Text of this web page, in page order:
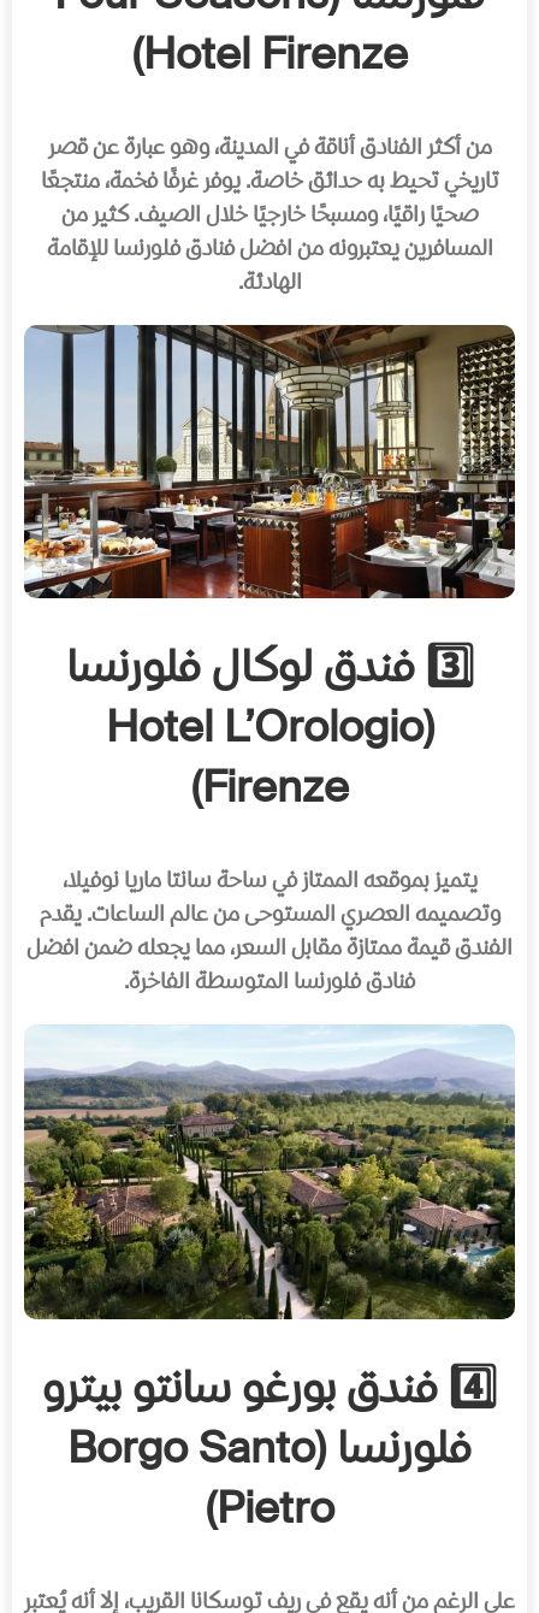
Hotel Firenze)
من أكثر الفنادق أناقة في المدينة، وهو عبارة عن قصر
تاريخي تحيط به حدائق خاصة. يوفر غرفًا فخمة، منتجعًا
صحيًا راقيًا، ومسبحًا خارجيًا خلال الصيف. كثير من
المسافرين يعتبرونه من افضل فنادق فلورنسا للإقامة
الهادئة.
3️⃣ فندق لوكال فلورنسا
(Hotel L’Orologio
Firenze)
يتميز بموقعه الممتاز في ساحة سانتا ماريا نوفيلا،
وتصميمه العصري المستوحى من عالم الساعات. يقدم
الفندق قيمة ممتازة مقابل السعر، مما يجعله ضمن افضل
فنادق فلورنسا المتوسطة الفاخرة.
4️⃣ فندق بورغو سانتو بيترو
فلورنسا (Borgo Santo
Pietro)
على الرغم من أنه يقع في ريف توسكانا القريب، إلا أنه يُعتبر